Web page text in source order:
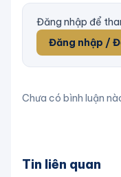
Đăng nhập để
Đăng nhập /
Chưa có bình luận
Tin liên quan